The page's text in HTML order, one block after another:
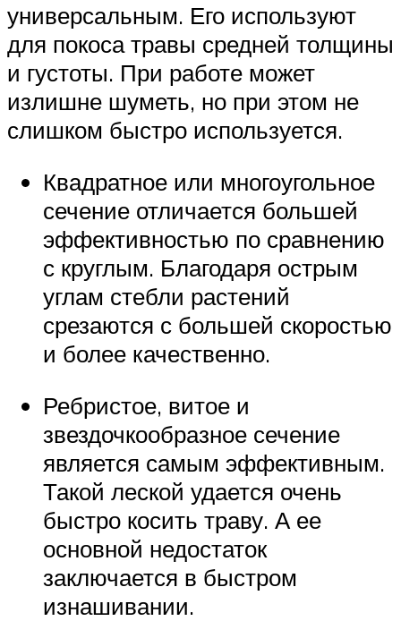
универсальным. Его используют
для покоса травы средней толщины
и густоты. При работе может
излишне шуметь, но при этом не
слишком быстро используется.
Квадратное или многоугольное
сечение отличается большей
эффективностью по сравнению
с круглым. Благодаря острым
углам стебли растений
срезаются с большей скоростью
и более качественно.
Ребристое, витое и
звездочкообразное сечение
является самым эффективным.
Такой леской удается очень
быстро косить траву. А ее
основной недостаток
заключается в быстром
изнашивании.